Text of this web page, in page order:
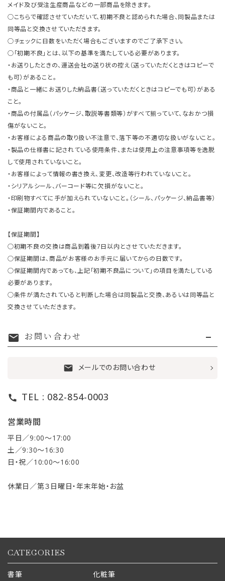
メイド及び受注生産商品などの一部商品を除きます。
○こちらで確認させていただいて、初期不良と認められた場合、同製品または
同等品と交換させていただきます。
○チェックに日数をいただく場合もございますのでご了承下さい。
○「初期不良」とは、以下の基準を満たしている必要があります。
・お送りしたときの、運送会社の送り状の控え（送っていただくときはコピーで
も可）があること。
・商品と一緒にお送りした納品書（送っていただくときはコピーでも可）がある
こと。
・商品の付属品（パッケージ、取説等書類等）がすべて揃っていて、なおかつ損
傷がないこと。
・お客様による商品の取り扱い不注意で、落下等の不適切な扱いがないこと。
・製品の仕様書に記されている使用条件、または使用上の注意事項等を逸脱
して使用されていないこと。
・お客様によって情報の書き換え、変更、改造等行われていないこと。
・シリアルシール、バーコード等に欠損がないこと。
・印刷物すべてに手が加えられていないこと。（シール、パッケージ、納品書等）
・保証期間内であること。
【保証期間】
○初期不良の交換は商品到着後7日以内とさせていただきます。
○保証期間は、商品がお客様のお手元に届いてからの日数です。
○保証期間内であっても、上記「初期不良品について」の項目を満たしている
必要があります。
○条件が満たされていると判断した場合は同製品と交換、あるいは同等品と
交換させていただきます。
mail お問い合わせ
mail メールでのお問い合わせ
call TEL : 082-854-0003
営業時間
平日／9:00〜17:00
土／9:30〜16:30
日・祝／10:00〜16:00
休業日／第３日曜日・年末年始・お盆
CATEGORIES
書筆
化粧筆